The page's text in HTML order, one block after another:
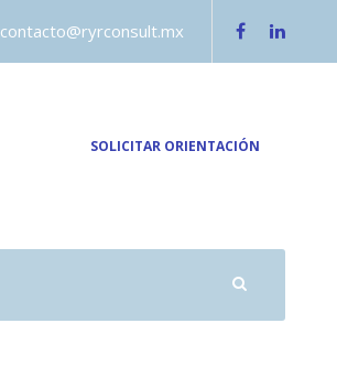
contacto@ryrconsult.mx
SOLICITAR ORIENTACIÓN